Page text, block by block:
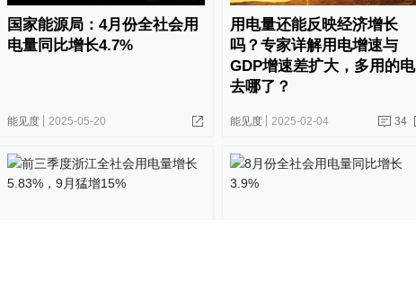
国家能源局：4月份全社会用
电量同比增长4.7%
能见度 2025-05-20
用电量还能反映经济增长
吗？专家详解用电增速与
GDP增速差扩大，多用的电
去哪了？
能见度 2025-02-04 34